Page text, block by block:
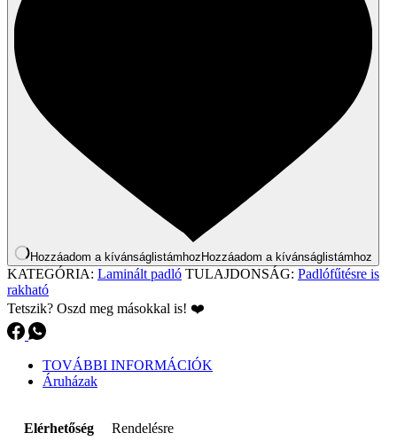
Hozzáadom a kívánságlistámhoz Hozzáadom a kívánságlistámhoz
KATEGÓRIA: Laminált padló TULAJDONSÁG: Padlófűtésre is
rakható
Tetszik? Oszd meg másokkal is! ❤️
TOVÁBBI INFORMÁCIÓK
Áruházak
Elérhetőség Rendelésre